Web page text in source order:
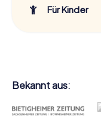
Für Kinder
Bekannt aus: